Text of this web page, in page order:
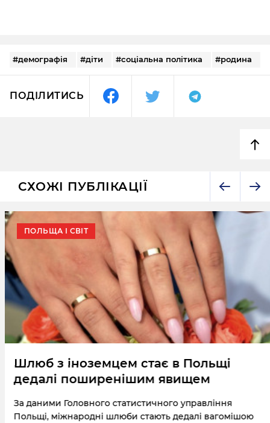
#демографія #діти #соціальна політика #родина
ПОДІЛИТИСЬ
СХОЖІ ПУБЛІКАЦІЇ
ПОЛЬЩА І СВІТ
Шлюб з іноземцем стає в Польщі
дедалі поширенішим явищем
За даними Головного статистичного управління
Польщі, міжнародні шлюби стають дедалі вагомішою